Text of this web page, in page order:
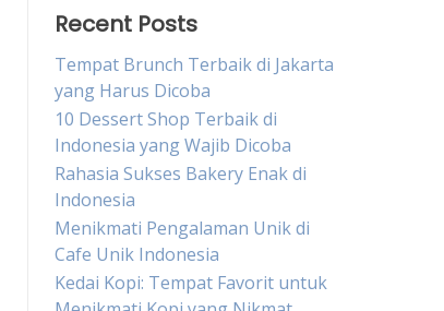
Recent Posts
Tempat Brunch Terbaik di Jakarta
yang Harus Dicoba
10 Dessert Shop Terbaik di
Indonesia yang Wajib Dicoba
Rahasia Sukses Bakery Enak di
Indonesia
Menikmati Pengalaman Unik di
Cafe Unik Indonesia
Kedai Kopi: Tempat Favorit untuk